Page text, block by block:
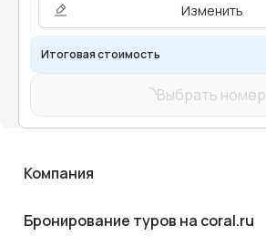
Изменить
Итоговая стоимость
Выбрать номер
Компания
Бронирование туров на coral.ru